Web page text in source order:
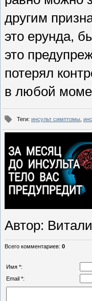
другим
это ерунда,
это
потерял
в любой
Теги: инсульт симптомы
Автор:
Всего комментариев: 0
Имя *:
Email *: